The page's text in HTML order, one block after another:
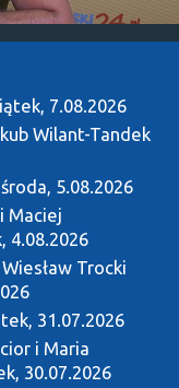
7.08.2026
Wilant-Tandek
środa, 5.08.2026
Maciej
4.08.2026
Trocki
31.07.2026
i Maria
30.07.2026